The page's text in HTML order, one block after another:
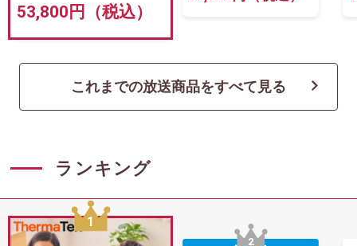
53,800円（税込）
これまでの放送商品をすべて見る
ランキング